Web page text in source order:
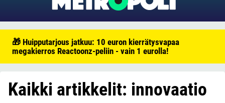
🎁 Huipputarjous jatkuu: 10 euron kierrätysvapaa
megakierros Reactoonz-peliin - vain 1 eurolla!
Kaikki artikkelit: innovaatio